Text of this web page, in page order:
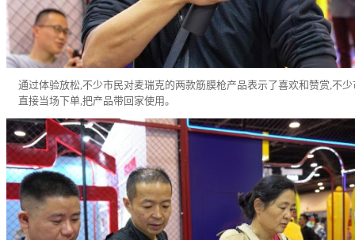
通过体验放松,不少市民对麦瑞克的两款筋膜枪产品表示了喜欢和赞赏,不少
直接当场下单,把产品带回家使用。